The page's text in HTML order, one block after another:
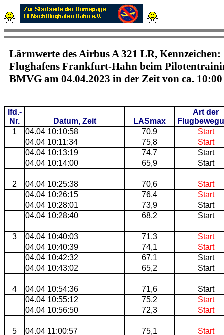
Lärmwerte des Airbus A 321 LR,
Flughafens Frankfurt-Hahn beim
BMVG am 04.04.2023 in der Zeit von ca.
lfd.-
Nr.
Datum, Zeit LASmax
Art der
1
04.04 10:10:58 70,9
Start
04.04 10:11:34
75,8
Start
04.04 10:13:19
74,7
Start
04.04 10:14:00
65,9 Start
2 04.04 10:25:38 70,6
Start
04.04 10:26:15
76,4
Start
04.04 10:28:01
73,9
Start
04.04 10:28:40
68,2 Start
3 04.04 10:40:03 71,3
Start
04.04 10:40:39
74,1
Start
04.04 10:42:32
67,1
Start
04.04 10:43:02
65,2 Start
4 04.04 10:54:36 71,6
Start
04.04 10:55:12
75,2
Start
04.04 10:56:50
72,3 Start
5 04.04 11:00:57 75,1
Start